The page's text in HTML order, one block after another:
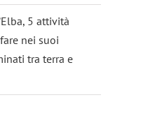
5 attività
nei suoi
tra terra e